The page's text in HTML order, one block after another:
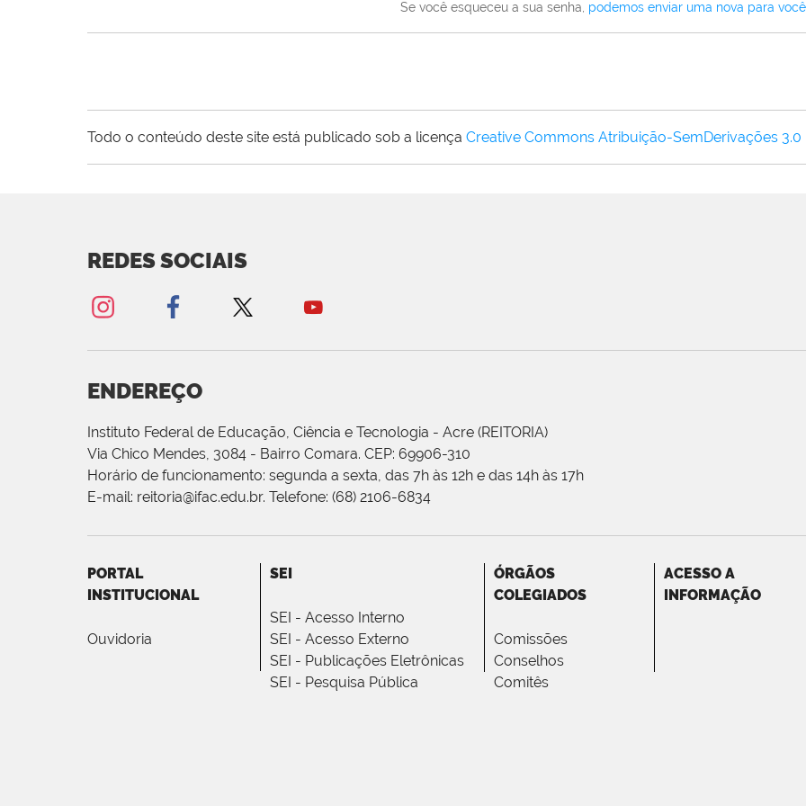
Se você esqueceu a sua senha, podemos enviar uma nova para você
Todo o conteúdo deste site está publicado sob a licença Creative Commons Atribuição-SemDerivações
REDES SOCIAIS
ENDEREÇO
Instituto Federal de Educação, Ciência e Tecnologia - Acre (REITORIA)
Via Chico Mendes, 3084 - Bairro Comara. CEP: 69906-310
Horário de funcionamento: segunda a sexta, das 7h às 12h e das 14h às 17h
E-mail: reitoria@ifac.edu.br. Telefone: (68) 2106-6834
PORTAL
INSTITUCIONAL
Ouvidoria
SEI
SEI - Acesso Interno
SEI - Acesso Externo
SEI - Publicações Eletrônicas
SEI - Pesquisa Pública
ÓRGÃOS
COLEGIADOS
Comissões
Conselhos
Comitês
ACESSO A
INFORMAÇÃO